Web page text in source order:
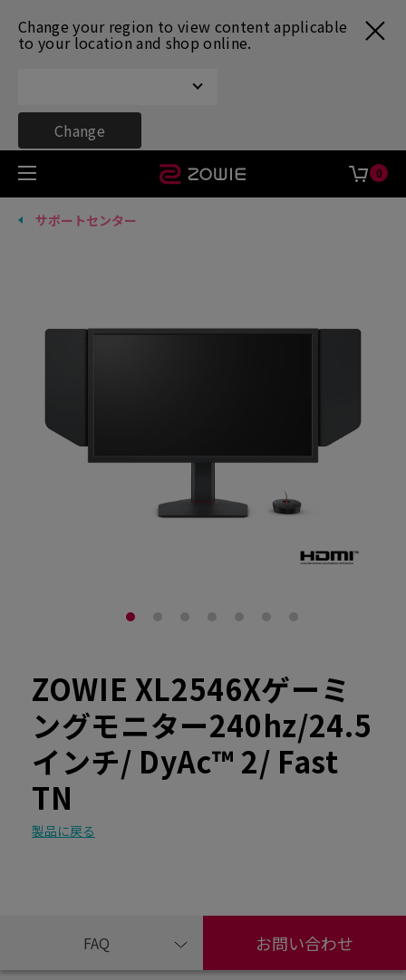
Change your region to view content applicable
to your location and shop online.
Change
0
サポートセンター
ZOWIE XL2546Xゲーミ
ングモニター240hz/24.5
インチ/ DyAc™ 2/ Fast
TN
製品に戻る
FAQ お問い合わせ